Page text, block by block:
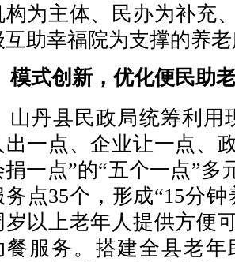
构为主体、民办为补充
互助幸福院为支撑的养
模式创新，优化便民助
山丹县民政局统筹利用
出一点、企业让一点、
捐一点”的“五个一点”多
务点35个，形成“15分
岁以上老年人提供方便
餐服务。搭建全县老